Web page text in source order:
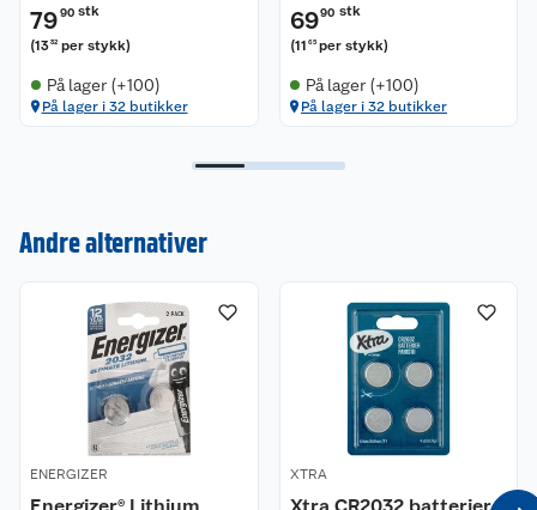
7990 stk
(1332 per stykk)
På lager (+100)
På lager i 32 butikker
6990 stk
(11 65 per stykk)
På lager (+100)
På lager i 32 butikker
Andre alternativer
ENERGIZER
Energizer® Lithium
XTRA
Xtra CR2032 batterier
Om oss
Nyheter
Våre butikker
Våre merkevarer
Kundeservice
Kontakt oss
Angre- og returrett
Reklamasjon og garanti
Ofte stilte spørsmål